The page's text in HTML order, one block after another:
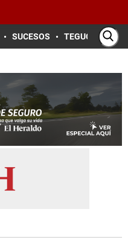
SUCESOS TEGUCIGALPA